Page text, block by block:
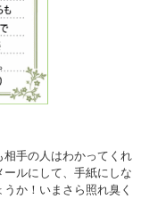
手の人はわかってくれ
ルにして、手紙にしな
か！いまさら照れ臭く